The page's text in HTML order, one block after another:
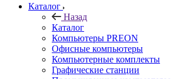
Каталог
Назад
Каталог
Компьютеры PREON
Офисные компьютеры
Компьютерные комплекты
Графические станции